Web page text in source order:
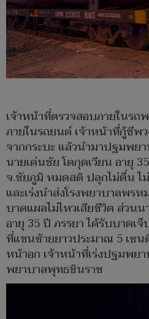
เจ้าหน้าที่ตรวจสอบภายในรถ
ภายในรถยนต์ เจ้าหน้าที่กู้ชีพ
จากกระบะ แล้วนำมาปฐมพย
นายเด่นชัย โตกุดเวียน อายุ
จ.ชัยภูมิ หมดสติ ปลุกไม่ตื่น ไ
และเร่งนำส่งโรงพยาบาลพ
บาดแผลไม่ไหวเสียชีวิต ส่วน
อายุ 35 ปี ภรรยา ได้รับบาด
ที่แขนซ้ายยาวประมาณ 5 เซน
หน้าอก เจ้าหน้าที่เร่งปฐมพย
พยาบาลพุทธชินราช